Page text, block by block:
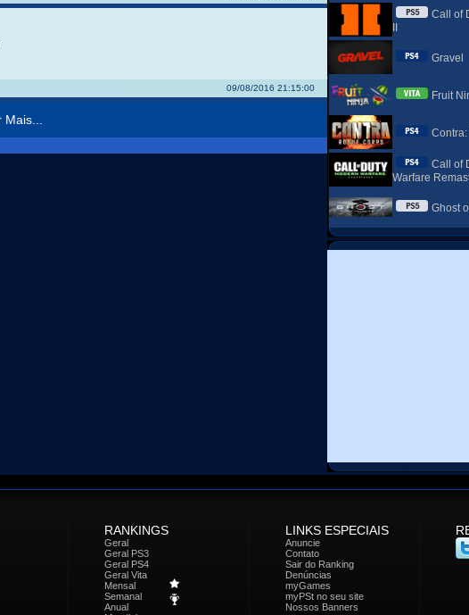
09/08/2016 21:15:00
Mais...
Call of
Gravel
Fruit
Call of
Warfare
Ghost
RANKINGS LINKS ESPECIAIS
Geral
Geral PS3
Geral PS4
Geral Vita
Mensal
Semanal
Anual
Anuncie
Contato
Sair do Ranking
Denúncias
myGames
myPSt no seu site
Nossos Banners